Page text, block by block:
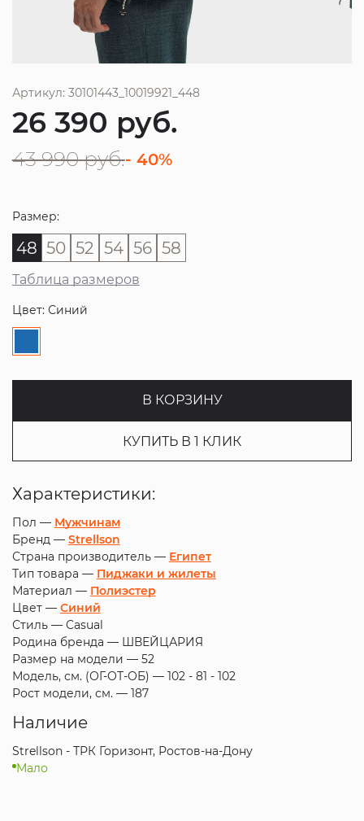
Артикул: 30101443_10019921_448
26 390 руб.
43 990 руб.- 40%
Размер:
48 50 52 54 56 58
Таблица размеров
Цвет: Синий
В КОРЗИНУ
КУПИТЬ В 1 КЛИК
Характеристики:
Пол — Мужчинам
Бренд — Strellson
Страна производитель — Египет
Тип товара — Пиджаки и жилеты
Материал — Полиэстер
Цвет — Синий
Стиль — Casual
Родина бренда — ШВЕЙЦАРИЯ
Размер на модели — 52
Модель, см. (ОГ-ОТ-ОБ) — 102 - 81 - 102
Рост модели, см. — 187
Наличие
Strellson - ТРК Горизонт, Ростов-на-Дону
Мало